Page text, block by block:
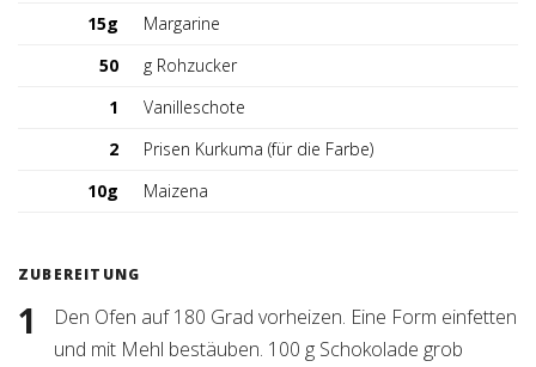
15g
Margarine
50
g Rohzucker
1
Vanilleschote
2
Prisen Kurkuma (für die Farbe)
10g
Maizena
ZUBEREITUNG
Den Ofen auf 180 Grad vorheizen. Eine Form einfetten
und mit Mehl bestäuben. 100 g Schokolade grob